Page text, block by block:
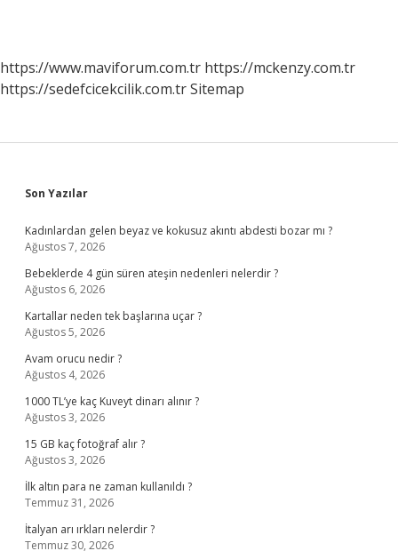
https://www.maviforum.com.tr https://mckenzy.com.tr
https://sedefcicekcilik.com.trSitemap
Sidebar
Son Yazılar
Kadınlardan gelen beyaz ve kokusuz akıntı abdesti bozar mı ?
Ağustos 7, 2026
Bebeklerde 4 gün süren ateşin nedenleri nelerdir ?
Ağustos 6, 2026
Kartallar neden tek başlarına uçar ?
Ağustos 5, 2026
Avam orucu nedir ?
Ağustos 4, 2026
1000 TL’ye kaç Kuveyt dinarı alınır ?
Ağustos 3, 2026
15 GB kaç fotoğraf alır ?
Ağustos 3, 2026
İlk altın para ne zaman kullanıldı ?
Temmuz 31, 2026
İtalyan arı ırkları nelerdir ?
Temmuz 30, 2026